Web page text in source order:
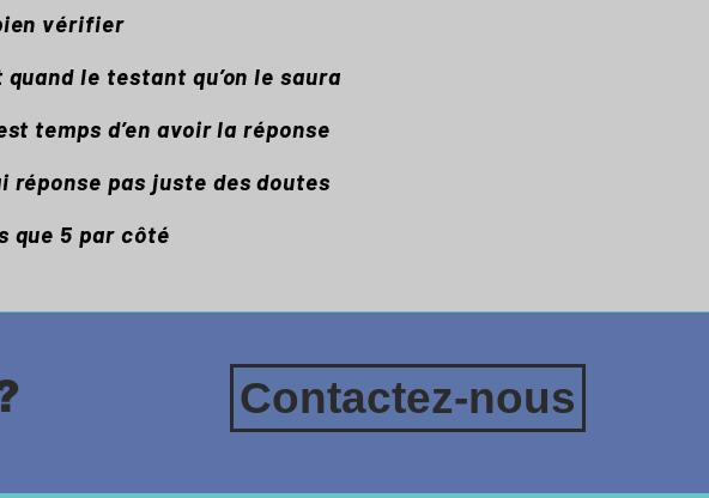
vérifier
quand le testant qu’on le saura
temps d’en avoir la réponse
réponse pas juste des doutes
que 5 par côté
Contactez-nous